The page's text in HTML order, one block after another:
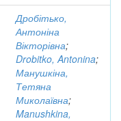
Дробітько,
Антоніна
Вікторівна;
Drobitko, Antonina;
Манушкіна,
Тетяна
Миколаївна;
Manushkina,